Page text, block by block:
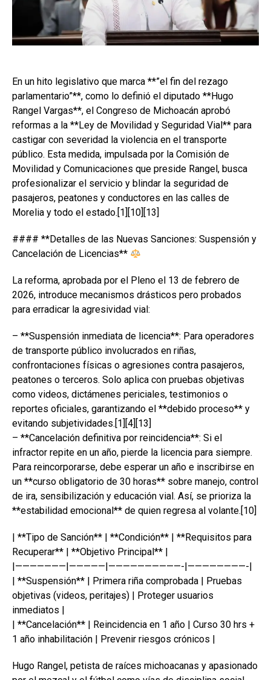
En un hito legislativo que marca **”el fin del rezago
parlamentario”**, como lo definió el diputado **Hugo
Rangel Vargas**, el Congreso de Michoacán aprobó
reformas a la **Ley de Movilidad y Seguridad Vial** para
castigar con severidad la violencia en el transporte
público. Esta medida, impulsada por la Comisión de
Movilidad y Comunicaciones que preside Rangel, busca
profesionalizar el servicio y blindar la seguridad de
pasajeros, peatones y conductores en las calles de
Morelia y todo el estado.[1][10][13]
#### **Detalles de las Nuevas Sanciones: Suspensión y
Cancelación de Licencias**
La reforma, aprobada por el Pleno el 13 de febrero de
2026, introduce mecanismos drásticos pero probados
para erradicar la agresividad vial:
– **Suspensión inmediata de licencia**: Para operadores
de transporte público involucrados en riñas,
confrontaciones físicas o agresiones contra pasajeros,
peatones o terceros. Solo aplica con pruebas objetivas
como videos, dictámenes periciales, testimonios o
reportes oficiales, garantizando el **debido proceso** y
evitando subjetividades.[1][4][13]
– **Cancelación definitiva por reincidencia**: Si el
infractor repite en un año, pierde la licencia para siempre.
Para reincorporarse, debe esperar un año e inscribirse en
un **curso obligatorio de 30 horas** sobre manejo, control
de ira, sensibilización y educación vial. Así, se prioriza la
**estabilidad emocional** de quien regresa al volante.[10]
| **Tipo de Sanción** | **Condición** | **Requisitos para
Recuperar** | **Objetivo Principal** |
|———————|—————|——————————-|————————-|
| **Suspensión** | Primera riña comprobada | Pruebas
objetivas (videos, peritajes) | Proteger usuarios
inmediatos |
| **Cancelación** | Reincidencia en 1 año | Curso 30 hrs +
1 año inhabilitación | Prevenir riesgos crónicos |
Hugo Rangel, petista de raíces michoacanas y apasionado